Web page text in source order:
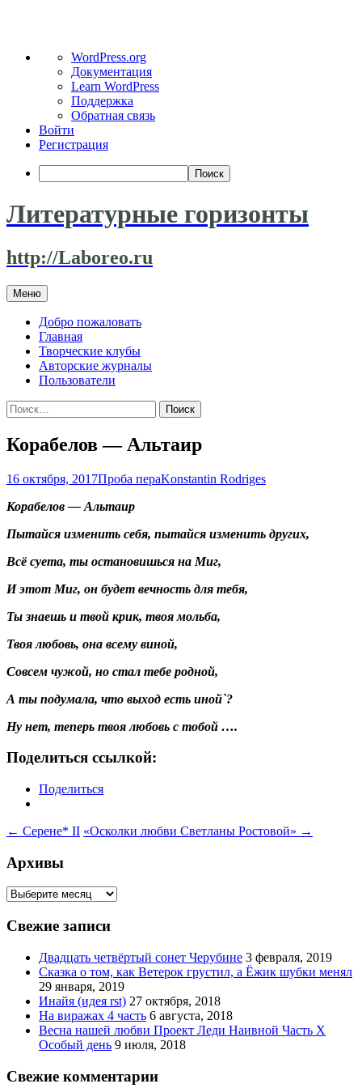
WordPress
WordPress.org
Документация
Learn WordPress
Поддержка
Обратная связь
Войти
Регистрация
Поиск
Литературные горизонты
http://Laboreo.ru
Меню Перейти
к
содержимому
Добро пожаловать
Главная
Творческие клубы
Авторские журналы
Пользователи
Найти:
Корабелов — Альтаир
16 октября, 2017Проба пераKonstantin Rodriges
Корабелов — Альтаир
Пытайся изменить себя, пытайся изменить других,
Всё суета, ты остановишься на Миг,
И этот Миг, он будет вечность для тебя,
Ты знаешь и твой крик, твоя мольба,
Твоя любовь, она всему виной,
Совсем чужой, но стал тебе родной,
А ты подумала, что выход есть иной`?
Ну нет, теперь твоя любовь с тобой ….
Поделиться ссылкой:
Поделиться
Навигация
по
записям
← Серене* II «Осколки любви Светланы Ростовой» →
Архивы
Архивы
Свежие записи
Двадцать четвёртый сонет Черубине 3 февраля, 2019
Сказка о том, как Ветерок грустил, а Ёжик шубки менял
29 января, 2019
Инайя (идея rst) 27 октября, 2018
На виражах 4 часть 6 августа, 2018
Весна нашей любви Проект Леди Наивной Часть Х
Особый день 9 июля, 2018
Свежие комментарии